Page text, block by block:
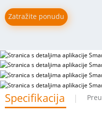
Zatražite ponudu
Specifikacija